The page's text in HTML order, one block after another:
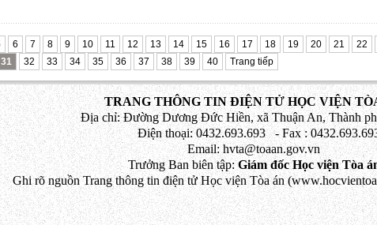
6 7 8 9 10 11 12 13 14 15 16 17 18 19 20 21 22
31 32 33 34 35 36 37 38 39 40 Trang tiếp
TRANG THÔNG TIN ĐIỆN TỬ HỌC VIỆN
Địa chỉ: Đường Dương Đức Hiền, xã Thuận An, Thành
Điện thoại: 0432.693.693 - Fax :
Email: hvta@toaan.gov.vn
Trưởng Ban biên tập:Giám đốc Học viện Tòa
Ghi rõ nguồn Trang thông tin điện tử Học viện Tòa án